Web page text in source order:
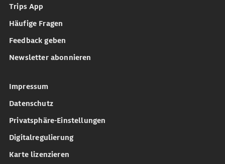
Trips App
Häufige Fragen
Feedback geben
Newsletter abonnieren
Impressum
Datenschutz
Privatsphäre-Einstellungen
Digitalregulierung
Karte lizenzieren